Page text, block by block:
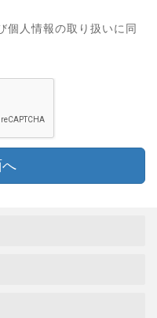
個人情報の取り扱いに同